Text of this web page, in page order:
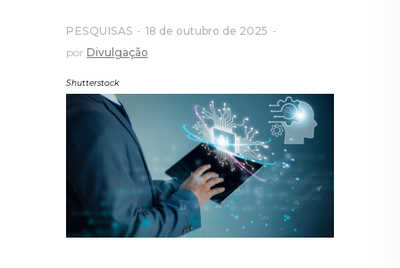
PESQUISAS
18 de outubro de 2025
por Divulgação
Shutterstock